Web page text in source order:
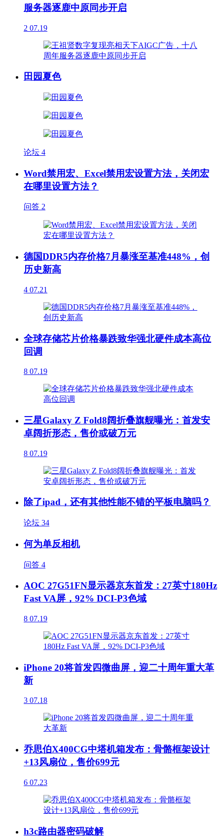
服务器逐鹿中原同步开启
2 07.19
田园夏色
论坛 4
Word禁用宏、Excel禁用宏设置方法，关闭宏
在哪里设置方法？
问答 2
德国DDR5内存价格7月暴涨至基准448%，创
历史新高
4 07.21
全球存储芯片价格暴跌致华强北硬件成本高位
回调
8 07.19
三星Galaxy Z Fold8阔折叠旗舰曝光：首发安
卓阔折形态，售价或破万元
8 07.19
除了ipad，还有其他性能不错的平板电脑吗？
论坛 34
何为单反相机
问答 4
AOC 27G51FN显示器京东首发：27英寸180Hz
Fast VA屏，92% DCI-P3色域
8 07.19
iPhone 20将首发四微曲屏，迎二十周年重大革
新
3 07.18
乔思伯X400CG中塔机箱发布：骨骼框架设计
+13风扇位，售价699元
6 07.23
h3c路由器密码破解